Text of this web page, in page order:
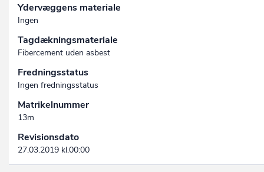
Ydervæggens materiale
Ingen
Tagdækningsmateriale
Fibercement uden asbest
Fredningsstatus
Ingen fredningsstatus
Matrikelnummer
13m
Revisionsdato
27.03.2019 kl.00:00